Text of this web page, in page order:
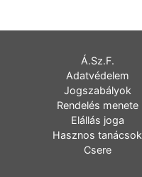
Á.Sz.F.
Adatvédelem
Jogszabályok
Rendelés menete
Elállás joga
Hasznos tanácsok
Csere